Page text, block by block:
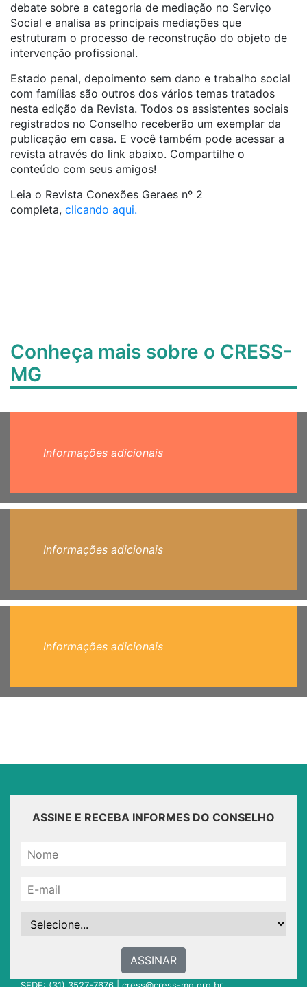
debate sobre a categoria de mediação no Serviço
Social e analisa as principais mediações que
estruturam o processo de reconstrução do objeto de
intervenção profissional.
Estado penal, depoimento sem dano e trabalho social
com famílias são outros dos vários temas tratados
nesta edição da Revista. Todos os assistentes sociais
registrados no Conselho receberão um exemplar da
publicação em casa. E você também pode acessar a
revista através do link abaixo. Compartilhe o
conteúdo com seus amigos!
Leia o Revista Conexões Geraes nº 2
completa, clicando aqui.
Conheça mais sobre o CRESS-
MG
Informações adicionais
Informações adicionais
Informações adicionais
ASSINE E RECEBA INFORMES DO CONSELHO
ASSINAR